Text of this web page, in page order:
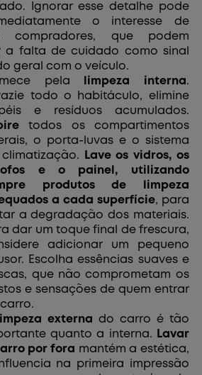
Ignorar esse detalhe pode
o interesse de
compradores, que podem
a falta de cuidado como sinal
geral com o veículo.
pela
limpeza interna.
todo o habitáculo, elimine
e resíduos acumulados.
todos os compartimentos
o porta-luvas e o sistema
Lave os vidros, os
e o painel, utilizando
produtos de limpeza
a cada superfície, para
a degradação dos materiais.
dar um toque final de frescura,
adicionar um pequeno
Escolha essências suaves e
que não comprometam os
e sensações de quem entrar
limpeza externa do carro é tão
quanto a interna.
Lavar
por fora mantém a estética,
na primeira impressão